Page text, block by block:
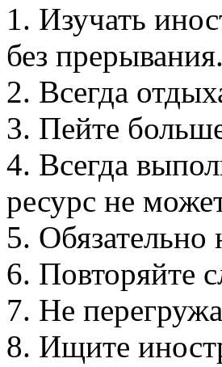
1. Изучать
без прерывания.
2. Всегда
3. Пейте
4. Всегда
ресурс не
5. Обязательно
6. Повторяйте
7. Не
8. Ищите